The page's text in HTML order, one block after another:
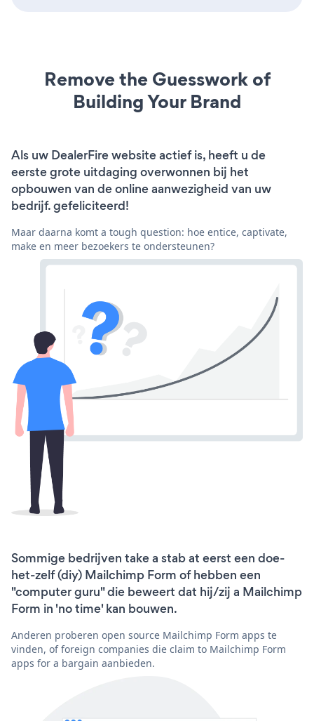
Remove the Guesswork of
Building Your Brand
Als uw DealerFire website actief is, heeft u de
eerste grote uitdaging overwonnen bij het
opbouwen van de online aanwezigheid van uw
bedrijf. gefeliciteerd!
Maar daarna komt a tough question: hoe entice, captivate,
make en meer bezoekers te ondersteunen?
Sommige bedrijven take a stab at eerst een doe-
het-zelf (diy) Mailchimp Form of hebben een
"computer guru" die beweert dat hij/zij a Mailchimp
Form in 'no time' kan bouwen.
Anderen proberen open source Mailchimp Form apps te
vinden, of foreign companies die claim to Mailchimp Form
apps for a bargain aanbieden.